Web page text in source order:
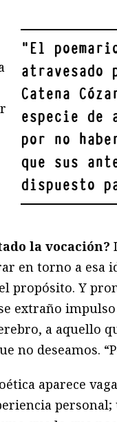
"El
Catena
especie de
por no
que sus
dispuesto
la vocación?
en torno a esa
propósito. Y
extraño
a aquello
no deseamos.
aparece
personal;